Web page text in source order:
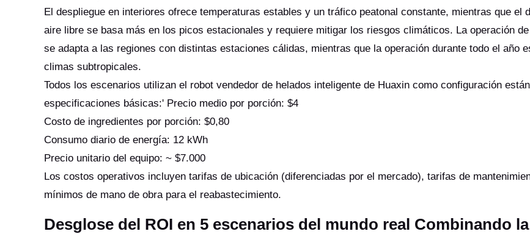
El despliegue en interiores ofrece temperaturas estables y un tráfico peatonal constante, mientras que el
aire libre se basa más en los picos estacionales y requiere mitigar los riesgos climáticos. La operación
se adapta a las regiones con distintas estaciones cálidas, mientras que la operación durante todo el año
climas subtropicales.
Todos los escenarios utilizan el robot vendedor de helados inteligente de Huaxin como configuración
especificaciones básicas:' Precio medio por porción: $4
Costo de ingredientes por porción: $0,80
Consumo diario de energía: 12 kWh
Precio unitario del equipo: ~ $7.000
Los costos operativos incluyen tarifas de ubicación (diferenciadas por el mercado), tarifas de
mínimos de mano de obra para el reabastecimiento.
Desglose del ROI en 5 escenarios del mundo real Combinando la